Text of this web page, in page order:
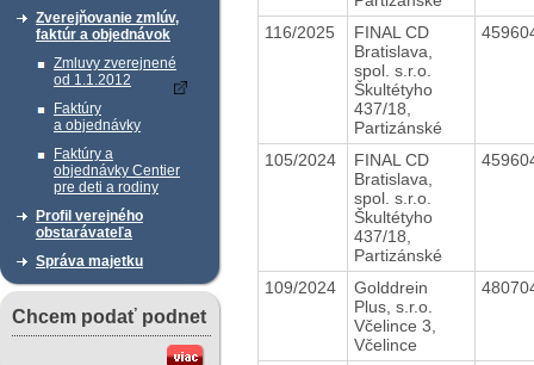
Zverejňovanie zmlúv,
faktúr a objednávok
Zmluvy zverejnené
od 1.1.2012
Faktúry
a objednávky
Faktúry a
objednávky Centier
pre deti a rodiny
Profil verejného
obstarávateľa
Správa majetku
Chcem podať podnet
116/2025
FINAL CD
Bratislava,
spol. s.r.o.
Škultétyho
437/18,
Partizánské
105/2024
FINAL CD
Bratislava,
spol. s.r.o.
Škultétyho
437/18,
Partizánské
109/2024
Golddrein
Plus, s.r.o.
Včelince 3,
Včelince